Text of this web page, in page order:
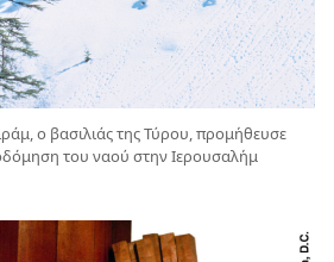
ο βασιλιάς της Τύρου, προμήθευσε
του ναού στην Ιερουσαλήμ